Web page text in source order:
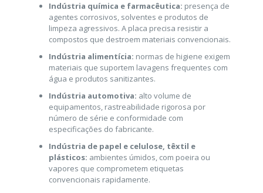
Indústria química e farmacêutica: presença de
agentes corrosivos, solventes e produtos de
limpeza agressivos. A placa precisa resistir a
compostos que destroem materiais convencionais.
Indústria alimentícia: normas de higiene exigem
materiais que suportem lavagens frequentes com
água e produtos sanitizantes.
Indústria automotiva: alto volume de
equipamentos, rastreabilidade rigorosa por
número de série e conformidade com
especificações do fabricante.
Indústria de papel e celulose, têxtil e
plásticos: ambientes úmidos, com poeira ou
vapores que comprometem etiquetas
convencionais rapidamente.